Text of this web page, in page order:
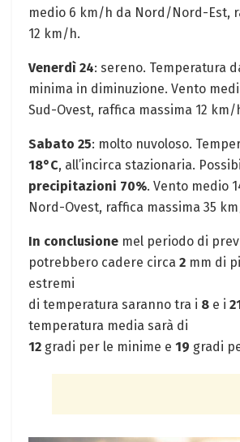
medio 6 km/h da Nord/Nord-Est,
12 km/h.
Venerdì 24: sereno. Temperatura
minima in diminuzione. Vento
Sud-Ovest, raffica massima 12 km/
Sabato 25: molto nuvoloso.
18°C, all’incirca stazionaria.
precipitazioni 70%. Vento medio
Nord-Ovest, raffica massima 35
In conclusione mel periodo di
potrebbero cadere circa 2 mm di
estremi
di temperatura saranno tra i 8 e i
temperatura media sarà di
12 gradi per le minime e 19 gradi